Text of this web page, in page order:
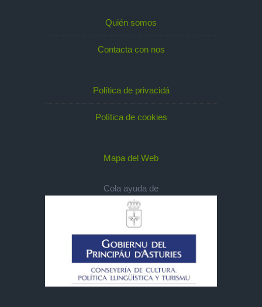
Quién somos
Contacta con nos
Política de privacidá
Política de cookies
Mapa del Web
Cola ayuda de